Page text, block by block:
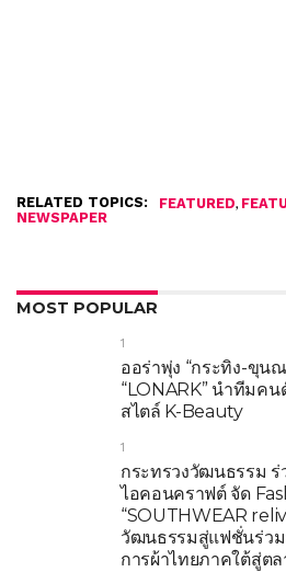
RELATED TOPICS: FEATURED,
NEWSPAPER
MOST POPULAR
1
ออร่าพุ่ง “กระทิง-ขุน
“LONARK” นำทีมคน
สไตล์ K-Beauty
1
กระทรวงวัฒนธรรม
ไอคอนคราฟต์ จัด
“SOUTHWEAR
วัฒนธรรมสู่แฟชั่นร่วม
การผ้าไทยภาคใต้สู่ต